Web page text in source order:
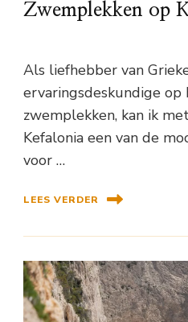
Zwemplekken op
Als liefhebber van
ervaringsdeskundige op
zwemplekken, kan ik
Kefalonia een van de
voor …
LEES VERDER